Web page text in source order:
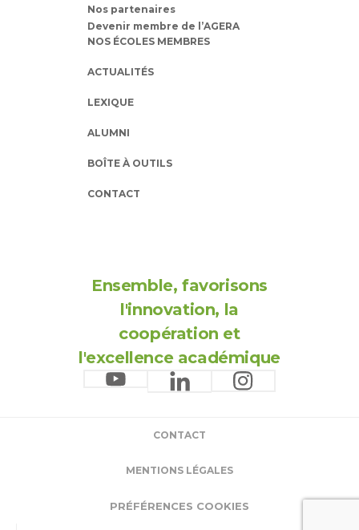
Nos partenaires
Devenir membre de l’AGERA
NOS ÉCOLES MEMBRES
ACTUALITÉS
LEXIQUE
ALUMNI
BOÎTE À OUTILS
CONTACT
Ensemble, favorisons
l'innovation, la
coopération et
l'excellence académique
CONTACT
MENTIONS LÉGALES
PRÉFÉRENCES COOKIES